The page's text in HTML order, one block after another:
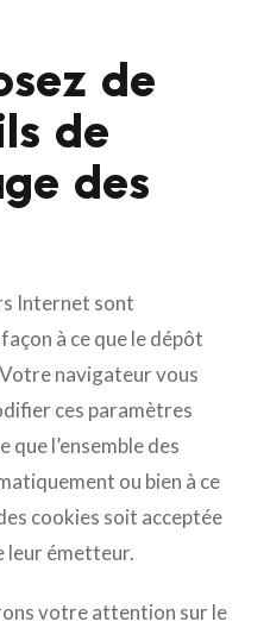
de
de
des
Internet sont
à ce que le dépôt
navigateur vous
ces paramètres
que l’ensemble des
ou bien à ce
cookies soit acceptée
leur émetteur.
votre attention sur le